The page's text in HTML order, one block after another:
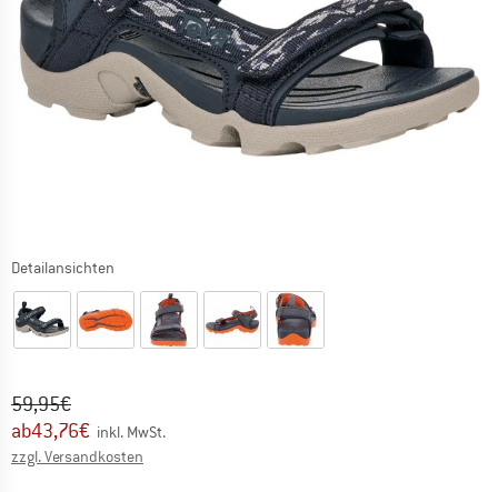
Detailansichten
Ursprünglicher Preis :
59,95€
Preis:
ab43,76€ inkl. MwSt.
zzgl. Versandkosten